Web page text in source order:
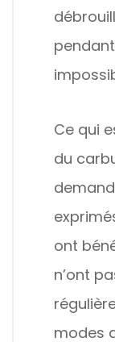
Ce qui
du
ont
n’ont
modes